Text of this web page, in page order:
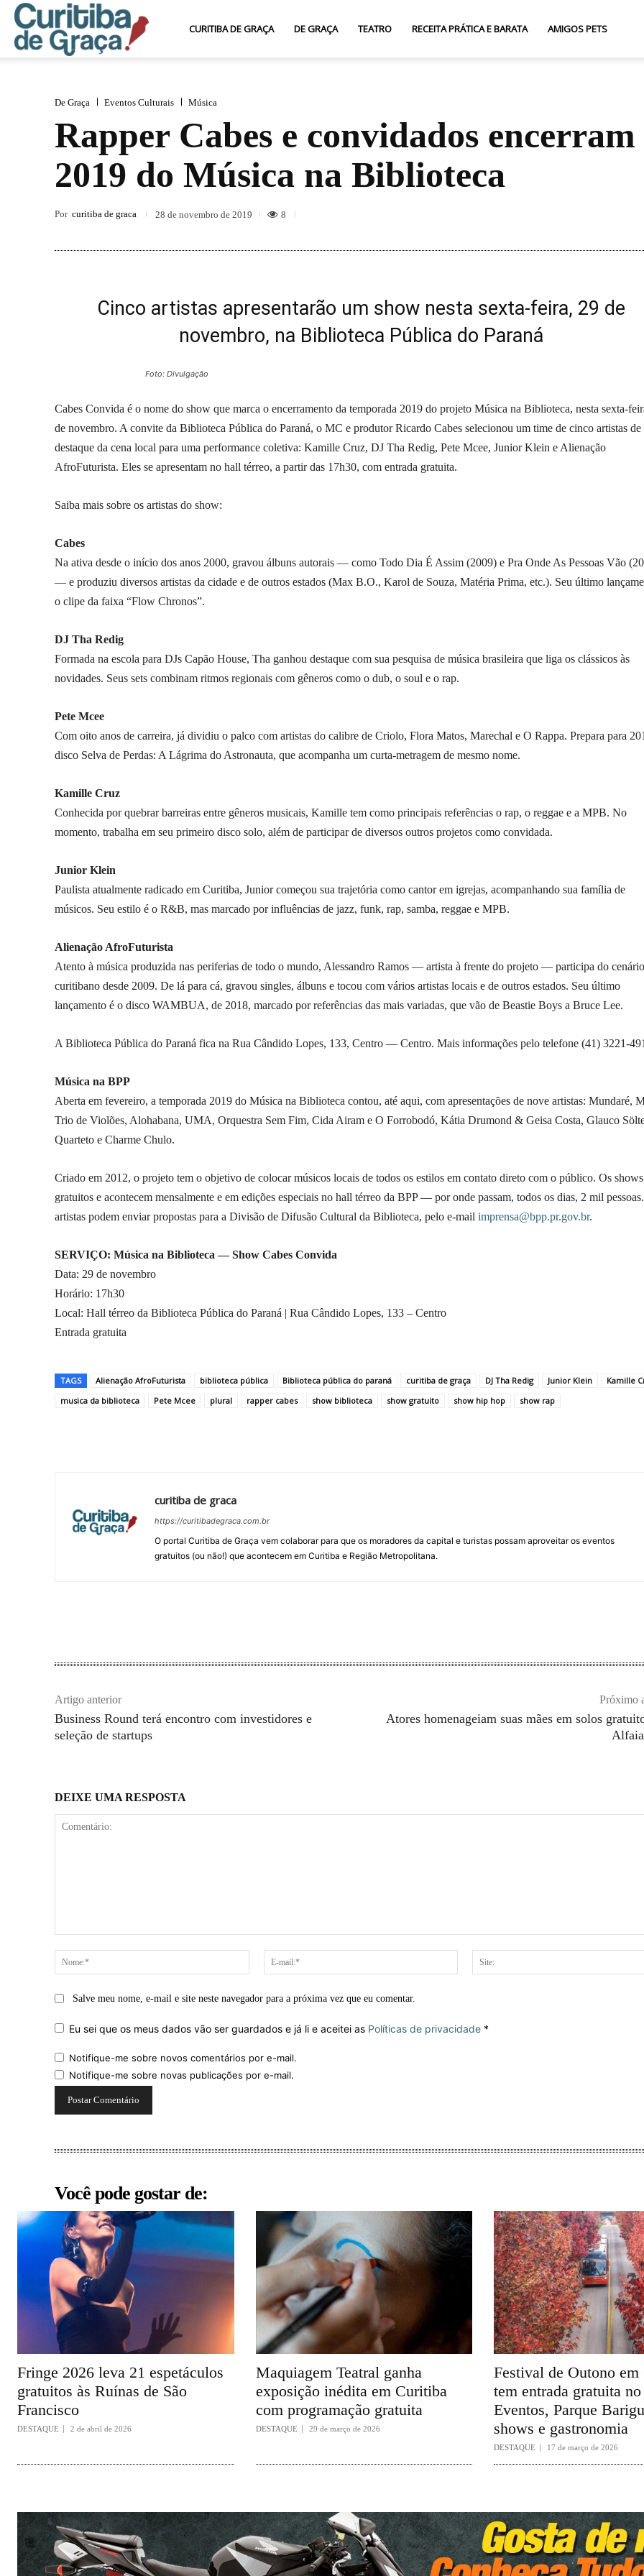
Curitiba
Graça
CURITIBA DE GRAÇA DE GRAÇA TEATRO RECEITA PRÁTICA E BARATA AMIGOS PETS
De Graça Eventos Culturais Música
Rapper Cabes e convidados
2019 do Música na Biblioteca
Por curitiba de graca 28 de novembro de 2019 8
Cinco artistas apresentarão um show nesta sexta-feira, 29 de
novembro, na Biblioteca Pública do Paraná
Foto: Divulgação
Cabes Convida é o nome do show que marca o encerramento da temporada 2019 do projeto Música na Biblioteca, nesta sexta-
de novembro. A convite da Biblioteca Pública do Paraná, o MC e produtor Ricardo Cabes selecionou um time de cinco artistas de
destaque da cena local para uma performance coletiva: Kamille Cruz, DJ Tha Redig, Pete Mcee, Junior Klein e Alienação
AfroFuturista. Eles se apresentam no hall térreo, a partir das 17h30, com entrada gratuita.
Saiba mais sobre os artistas do show:
Cabes
Na ativa desde o início dos anos 2000, gravou álbuns autorais — como Todo Dia É Assim (2009) e Pra Onde As Pessoas Vão
— e produziu diversos artistas da cidade e de outros estados (Max B.O., Karol de Souza, Matéria Prima, etc.). Seu último
o clipe da faixa “Flow Chronos”.
DJ Tha Redig
Formada na escola para DJs Capão House, Tha ganhou destaque com sua pesquisa de música brasileira que liga os clássicos às
novidades. Seus sets combinam ritmos regionais com gêneros como o dub, o soul e o rap.
Pete Mcee
Com oito anos de carreira, já dividiu o palco com artistas do calibre de Criolo, Flora Matos, Marechal e O Rappa. Prepara para
disco Selva de Perdas: A Lágrima do Astronauta, que acompanha um curta-metragem de mesmo nome.
Kamille Cruz
Conhecida por quebrar barreiras entre gêneros musicais, Kamille tem como principais referências o rap, o reggae e a MPB. No
momento, trabalha em seu primeiro disco solo, além de participar de diversos outros projetos como convidada.
Junior Klein
Paulista atualmente radicado em Curitiba, Junior começou sua trajetória como cantor em igrejas, acompanhando sua família de
músicos. Seu estilo é o R&B, mas marcado por influências de jazz, funk, rap, samba, reggae e MPB.
Alienação AfroFuturista
Atento à música produzida nas periferias de todo o mundo, Alessandro Ramos — artista à frente do projeto — participa do cenário
curitibano desde 2009. De lá para cá, gravou singles, álbuns e tocou com vários artistas locais e de outros estados. Seu último
lançamento é o disco WAMBUA, de 2018, marcado por referências das mais variadas, que vão de Beastie Boys a Bruce Lee.
A Biblioteca Pública do Paraná fica na Rua Cândido Lopes, 133, Centro — Centro. Mais informações pelo telefone (41) 3221-
Música na BPP
Aberta em fevereiro, a temporada 2019 do Música na Biblioteca contou, até aqui, com apresentações de nove artistas: Mundaré,
Trio de Violões, Alohabana, UMA, Orquestra Sem Fim, Cida Airam e O Forrobodó, Kátia Drumond & Geisa Costa, Glauco
Quarteto e Charme Chulo.
Criado em 2012, o projeto tem o objetivo de colocar músicos locais de todos os estilos em contato direto com o público. Os
gratuitos e acontecem mensalmente e em edições especiais no hall térreo da BPP — por onde passam, todos os dias, 2 mil
artistas podem enviar propostas para a Divisão de Difusão Cultural da Biblioteca, pelo e-mail imprensa@bpp.pr.gov.br.
SERVIÇO: Música na Biblioteca — Show Cabes Convida
Data: 29 de novembro
Horário: 17h30
Local: Hall térreo da Biblioteca Pública do Paraná | Rua Cândido Lopes, 133 – Centro
Entrada gratuita
TAGS Alienação AfroFuturista biblioteca pública Biblioteca pública do paraná curitiba de graça DJ Tha Redig Junior Klein
Kamille
musica da biblioteca
Pete Mcee plural rapper cabes show biblioteca show gratuito show hip hop show rap
curitiba de graca
https://curitibadegraca.com.br
O portal Curitiba de Graça vem colaborar para que os moradores da capital e turistas possam aproveitar os eventos
gratuitos (ou não!) que acontecem em Curitiba e Região Metropolitana.
Artigo anterior
Business Round terá encontro com investidores e
seleção de startups
Próximo
Atores homenageiam suas mães em solos
DEIXE UMA RESPOSTA
Nome:*
mail:*
Salve meu nome, e-mail e site neste navegador para a próxima vez que eu comentar.
Eu sei que os meus dados vão ser guardados e já li e aceitei as Políticas de privacidade *
Notifique-me sobre novos comentários por e-mail.
Notifique-me sobre novas publicações por e-mail.
Você pode gostar de:
Fringe 2026 leva 21 espetáculos
gratuitos às Ruínas de São
Francisco
DESTAQUE 2 de abril de 2026
Maquiagem Teatral ganha
exposição inédita em Curitiba
com programação gratuita
DESTAQUE 29 de março de 2026
Festival de Outono
tem entrada gratuita
Eventos, Parque
shows e gastronomia
DESTAQUE 17 de março de 2026